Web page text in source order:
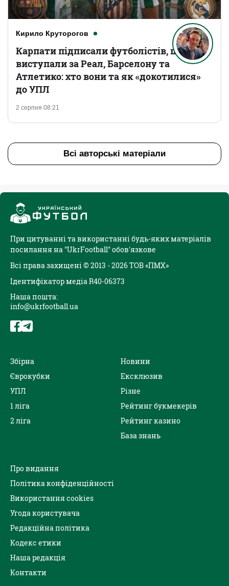
Кирило Круторогов
2 серпня 08:21
Карпати підписали футболістів, що
виступали за Реал, Барселону та
Атлетико: хто вони та як «докотилися»
до УПЛ
Всі авторські матеріали
При цитуванні та використанні будь-яких матеріалів
посилання на "UkrFootball" обов'язкове
Всі права захищені © 2013 - 2026 ТОВ «ПМХ»
Ідентифікатор медіа R40-06373
Наша пошта:
info@ukrfootball.ua
Збірна
Єврокубки
УПЛ
1 ліга
2 ліга
Новини
Ексклюзив
Різне
Рейтинг букмекерів
Рейтинг казино
База знань
Про видання
Політика конфіденційності
Використання cookies
Угода користувача
Редакційна політика
Кодекс етики
Наша редакція
Контакти